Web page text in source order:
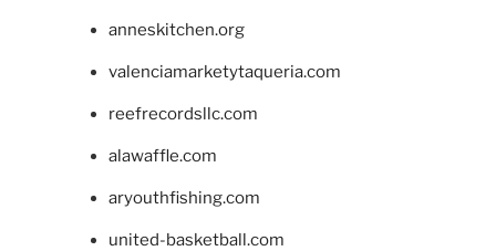
anneskitchen.org
valenciamarketytaqueria.com
reefrecordsllc.com
alawaffle.com
aryouthfishing.com
united-basketball.com